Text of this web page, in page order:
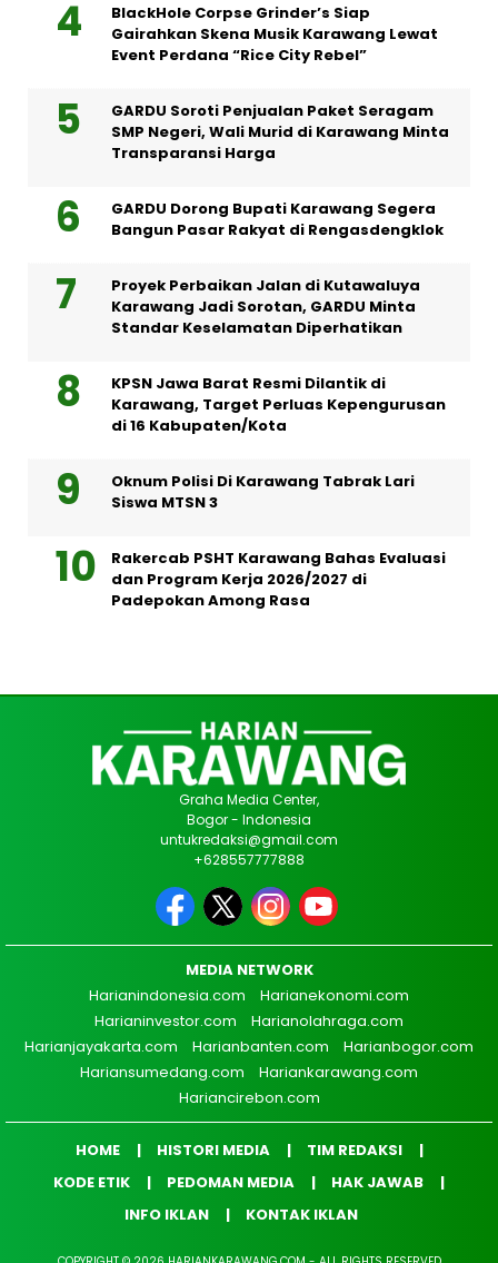
BlackHole Corpse Grinder’s Siap
Gairahkan Skena Musik Karawang Lewat
Event Perdana “Rice City Rebel”
GARDU Soroti Penjualan Paket Seragam
SMP Negeri, Wali Murid di Karawang Minta
Transparansi Harga
GARDU Dorong Bupati Karawang Segera
Bangun Pasar Rakyat di Rengasdengklok
Proyek Perbaikan Jalan di Kutawaluya
Karawang Jadi Sorotan, GARDU Minta
Standar Keselamatan Diperhatikan
KPSN Jawa Barat Resmi Dilantik di
Karawang, Target Perluas Kepengurusan
di 16 Kabupaten/Kota
Oknum Polisi Di Karawang Tabrak Lari
Siswa MTSN 3
Rakercab PSHT Karawang Bahas Evaluasi
dan Program Kerja 2026/2027 di
Padepokan Among Rasa
Graha Media Center,
Bogor - Indonesia
untukredaksi@gmail.com
+628557777888
MEDIA NETWORK
Harianindonesia.com
Harianekonomi.com
Harianinvestor.com
Harianolahraga.com
Harianjayakarta.com
Harianbanten.com
Harianbogor.com
Hariansumedang.com
Hariankarawang.com
Hariancirebon.com
HOME HISTORI MEDIA
TIM REDAKSI
KODE ETIK
PEDOMAN MEDIA
HAK JAWAB
INFO IKLAN
KONTAK IKLAN